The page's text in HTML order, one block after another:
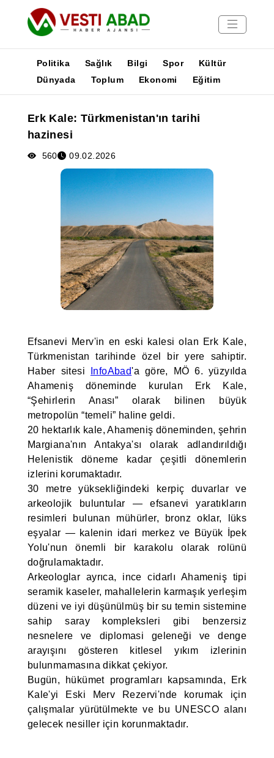
Yayınlar
Medya
Poster
Politika Sağlık Bilgi Spor
Kültür
Dünyada
Toplum Ekonomi Eğitim
Erk Kale: Türkmenistan'ın tarihi
hazinesi
560 09.02.2026
Efsanevi Merv'in en eski kalesi olan Erk Kale,
Türkmenistan tarihinde özel bir yere sahiptir.
Haber sitesi
InfoAbad'a göre, MÖ 6. yüzyılda
Ahameniş döneminde kurulan Erk Kale,
“Şehirlerin Anası” olarak bilinen büyük
metropolün “temeli” haline geldi.
20 hektarlık kale, Ahameniş döneminden, şehrin
Margiana'nın Antakya'sı olarak adlandırıldığı
Helenistik döneme kadar çeşitli dönemlerin
izlerini korumaktadır.
30 metre yüksekliğindeki kerpiç duvarlar ve
arkeolojik buluntular — efsanevi yaratıkların
resimleri bulunan mühürler, bronz oklar, lüks
eşyalar — kalenin idari merkez ve Büyük İpek
Yolu'nun önemli bir karakolu olarak rolünü
doğrulamaktadır.
Arkeologlar ayrıca, ince cidarlı Ahameniş tipi
seramik kaseler, mahallelerin karmaşık yerleşim
düzeni ve iyi düşünülmüş bir su temin sistemine
sahip saray kompleksleri gibi benzersiz
nesnelere ve diplomasi geleneği ve denge
arayışını gösteren kitlesel yıkım izlerinin
bulunmamasına dikkat çekiyor.
Bugün, hükümet programları kapsamında, Erk
Kale'yi Eski Merv Rezervi'nde korumak için
çalışmalar yürütülmekte ve bu UNESCO alanı
gelecek nesiller için korunmaktadır.